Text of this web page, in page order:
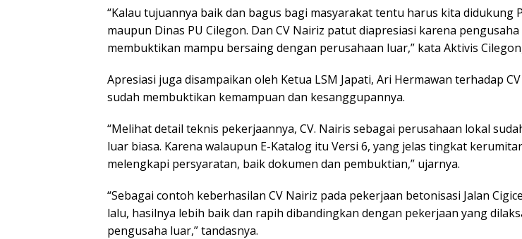
“Kalau tujuannya baik dan bagus bagi masyarakat tentu harus kita didukung
maupun Dinas PU Cilegon. Dan CV Nairiz patut diapresiasi karena
membuktikan mampu bersaing dengan perusahaan luar,” kata Aktivis
Apresiasi juga disampaikan oleh Ketua LSM Japati, Ari Hermawan terhadap
sudah membuktikan kemampuan dan kesanggupannya.
“Melihat detail teknis pekerjaannya, CV. Nairis sebagai perusahaan lokal
luar biasa. Karena walaupun E-Katalog itu Versi 6, yang jelas tingkat
melengkapi persyaratan, baik dokumen dan pembuktian,” ujarnya.
“Sebagai contoh keberhasilan CV Nairiz pada pekerjaan betonisasi Jalan
lalu, hasilnya lebih baik dan rapih dibandingkan dengan pekerjaan yang
pengusaha luar,” tandasnya.